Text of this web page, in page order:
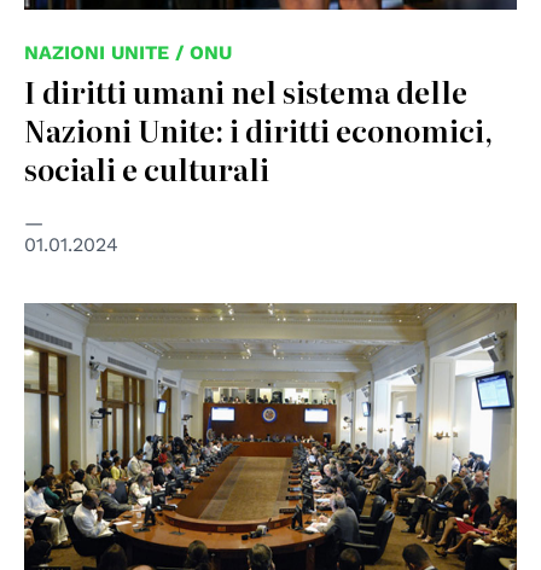
NAZIONI UNITE / ONU
I diritti umani nel sistema delle
Nazioni Unite: i diritti economici,
sociali e culturali
01.01.2024
© OAS - Organizzazione degli Stati Americani